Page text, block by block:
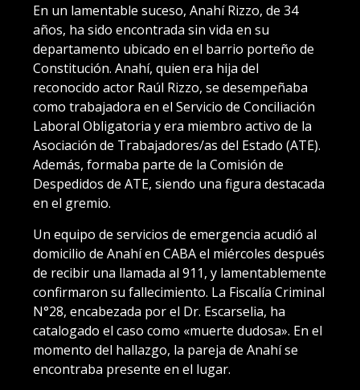
En un lamentable suceso, Anahí Rizzo, de 34
años, ha sido encontrada sin vida en su
departamento ubicado en el barrio porteño de
Constitución. Anahí, quien era hija del
reconocido actor Raúl Rizzo, se desempeñaba
como trabajadora en el Servicio de Conciliación
Laboral Obligatoria y era miembro activo de la
Asociación de Trabajadores/as del Estado (ATE).
Además, formaba parte de la Comisión de
Despedidos de ATE, siendo una figura destacada
en el gremio.
Un equipo de servicios de emergencia acudió al
domicilio de Anahí en CABA el miércoles después
de recibir una llamada al 911, y lamentablemente
confirmaron su fallecimiento. La Fiscalía Criminal
N°28, encabezada por el Dr. Escarselia, ha
catalogado el caso como «muerte dudosa». En el
momento del hallazgo, la pareja de Anahí se
encontraba presente en el lugar.